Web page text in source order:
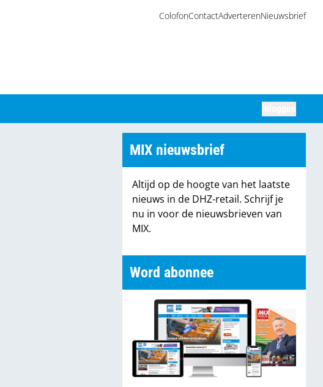
ColofonContactAdverterenNieuwsbrief
MIX nieuwsbrief
Altijd op de hoogte van het laatste
nieuws in de DHZ-retail. Schrijf je
nu in voor de nieuwsbrieven van
MIX.
Word abonnee